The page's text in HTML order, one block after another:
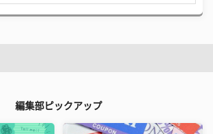
編集部ピックアップ